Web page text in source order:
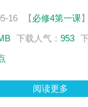
境，引发学生的兴趣，
源；从“五谷者，万民之
牢牢把握粮食安全的具
方法论的关系，探索哲
哲学与具体科学之间的
16 【必修4第一课】
下载人气： 953
阅读更多